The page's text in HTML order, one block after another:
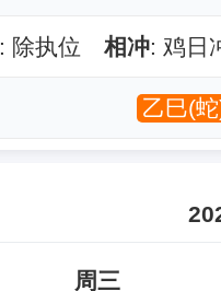
: 除执位相冲: 鸡
乙巳(
周三